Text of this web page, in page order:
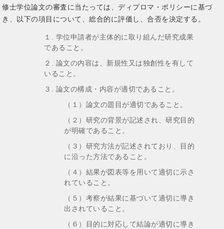
修士学位論文の審査に当たっては、ディプロマ・ポリシーに基づ
き、以下の項目について、総合的に評価し、合否を決定する。
１. 学位申請者が主体的に取り組んだ研究成果
であること。
２. 論文の内容は、新規性又は独創性を有して
いること。
３. 論文の構成・内容が適切であること。
（１）論文の題目が適切であること。
（２）研究の背景が記述され、研究目的
が明確であること。
（３）研究方法が記述されており、目的
に沿った方法であること。
（４）結果が図表等を用いて適切に示さ
れていること。
（５）考察が結果に基づいて適切に導き
出されていること。
（６）目的に対応して結論が適切に導き